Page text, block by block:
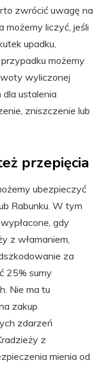
zwrócić uwagę na
możemy liczyć, jeśli
upadku,
możemy
wyliczonej
ustalenia
zniszczenie lub
przepięcia
ubezpieczyć
Rabunku. W tym
gdy
z włamaniem,
za
25% sumy
Nie ma tu
zakup
zdarzeń
z
mienia od